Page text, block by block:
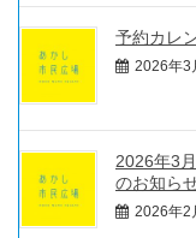
予約カレ
2026年3
2026年3
のお知らせ
2026年2